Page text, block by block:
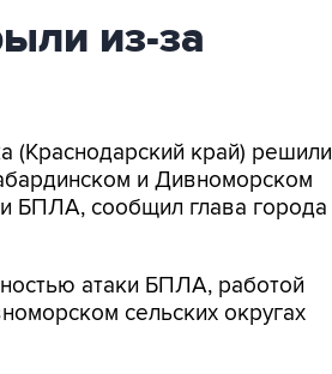
из-за
(Краснодарский край) решили
и Дивноморском
БПЛА, сообщил глава города
атаки БПЛА, работой
сельских округах